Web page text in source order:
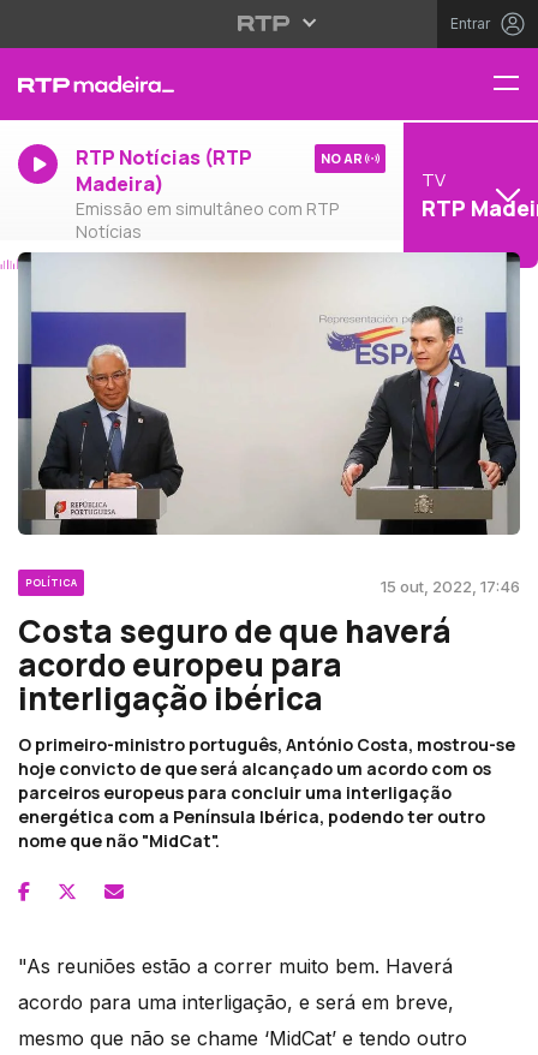
Entrar
RTP Notícias (RTP
Madeira)
Emissão em simultâneo com RTP
Notícias
NO AR
TV
RTP
POLÍTICA 15 out, 2022, 17:46
Costa seguro de que haverá
acordo europeu para
interligação ibérica
O primeiro-ministro português, António Costa, mostrou-se
hoje convicto de que será alcançado um acordo com os
parceiros europeus para concluir uma interligação
energética com a Península Ibérica, podendo ter outro
nome que não "MidCat".
"As reuniões estão a correr muito bem. Haverá
acordo para uma interligação, e será em breve,
mesmo que não se chame ‘MidCat’ e tendo outro